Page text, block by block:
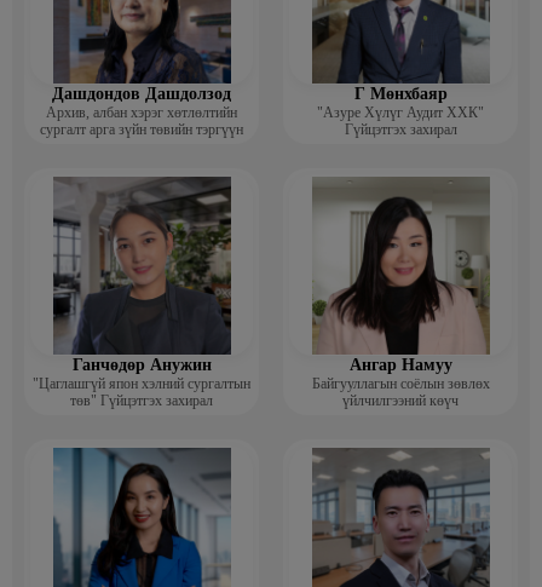
Дашдондов Дашдолзод
Архив, албан хэрэг хөтлөлтийн
сургалт арга зүйн төвийн тэргүүн
Г Мөнхбаяр
"Азуре Хүлүг Аудит ХХК"
Гүйцэтгэх захирал
Ганчөдөр Анужин
"Цаглашгүй япон хэлний сургалтын
төв" Гүйцэтгэх захирал
Ангар Намуу
Байгууллагын соёлын зөвлөх
үйлчилгээний көүч